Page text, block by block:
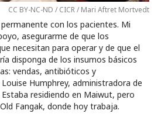
CC BY-NC-ND / CICR / Mari Aftret Mortvedt
con los pacientes. Mi
asegurarme de que los
necesitan para operar y de que el
disponga de los insumos básicos
vendas, antibióticos y
Humphrey, administradora de
residiendo en Maiwut, pero
Fangak, donde hoy trabaja.